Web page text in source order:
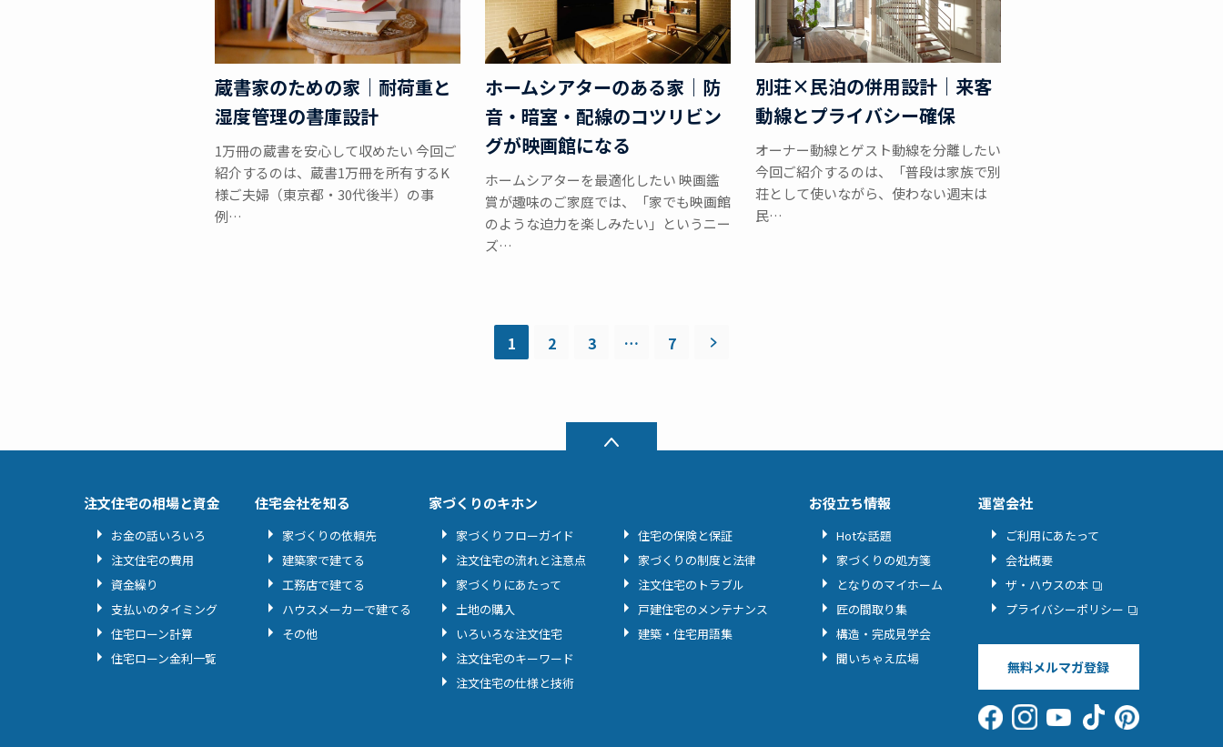
蔵書家のための家｜耐荷重と
湿度管理の書庫設計
1万冊の蔵書を安心して収めたい 今回ご
紹介するのは、蔵書1万冊を所有するK
様ご夫婦（東京都・30代後半）の事
例…
ホームシアターのある家｜防
音・暗室・配線のコツリビン
グが映画館になる
ホームシアターを最適化したい 映画鑑
賞が趣味のご家庭では、「家でも映画館
のような迫力を楽しみたい」というニー
ズ…
別荘×民泊の併用設計｜来客
動線とプライバシー確保
オーナー動線とゲスト動線を分離したい
今回ご紹介するのは、「普段は家族で別
荘として使いながら、使わない週末は
民…
1 2 3 … 7
注文住宅の相場と資金
お金の話いろいろ
注文住宅の費用
資金繰り
支払いのタイミング
住宅ローン計算
住宅ローン金利一覧
住宅会社を知る
家づくりの依頼先
建築家で建てる
工務店で建てる
ハウスメーカーで建てる
その他
家づくりのキホン
家づくりフローガイド
注文住宅の流れと注意点
家づくりにあたって
土地の購入
いろいろな注文住宅
注文住宅のキーワード
注文住宅の仕様と技術
住宅の保険と保証
家づくりの制度と法律
注文住宅のトラブル
戸建住宅のメンテナンス
建築・住宅用語集
お役立ち情報
Hotな話題
家づくりの処方箋
となりのマイホーム
匠の間取り集
構造・完成見学会
聞いちゃえ広場
運営会社
ご利用にあたって
会社概要
ザ・ハウスの本
プライバシーポリシー
無料メルマガ登録